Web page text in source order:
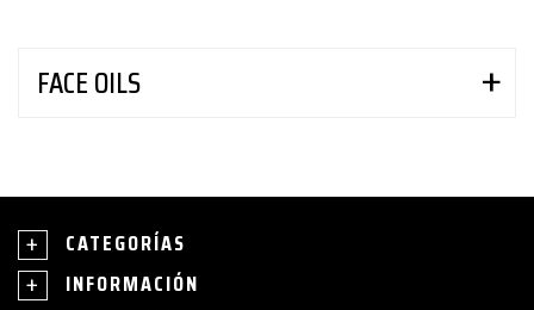
FACE OILS
CATEGORÍAS
INFORMACIÓN